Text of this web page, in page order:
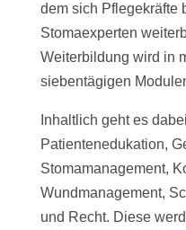
dem sich Pflegekräfte
Stomaexperten
Weiterbildung wird in
siebentägigen
Inhaltlich geht es
Patientenedukation,
Stomamanagement,
Wundmanagement,
und Recht. Diese